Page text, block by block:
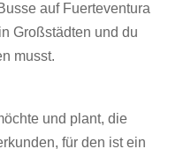
auf Fuerteventura
Großstädten und du
musst.
und plant, die
für den ist ein